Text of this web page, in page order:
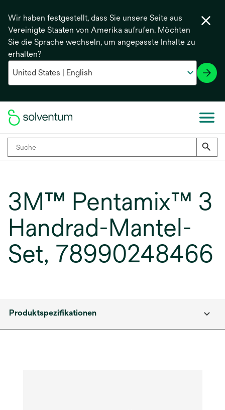
Wir haben festgestellt, dass Sie unsere Seite aus
Vereinigte Staaten von Amerika aufrufen. Möchten
Sie die Sprache wechseln, um angepasste Inhalte zu
erhalten?
3M™ Pentamix™ 3
Handrad-Mantel-
Set, 78990248466
Produktspezifikationen